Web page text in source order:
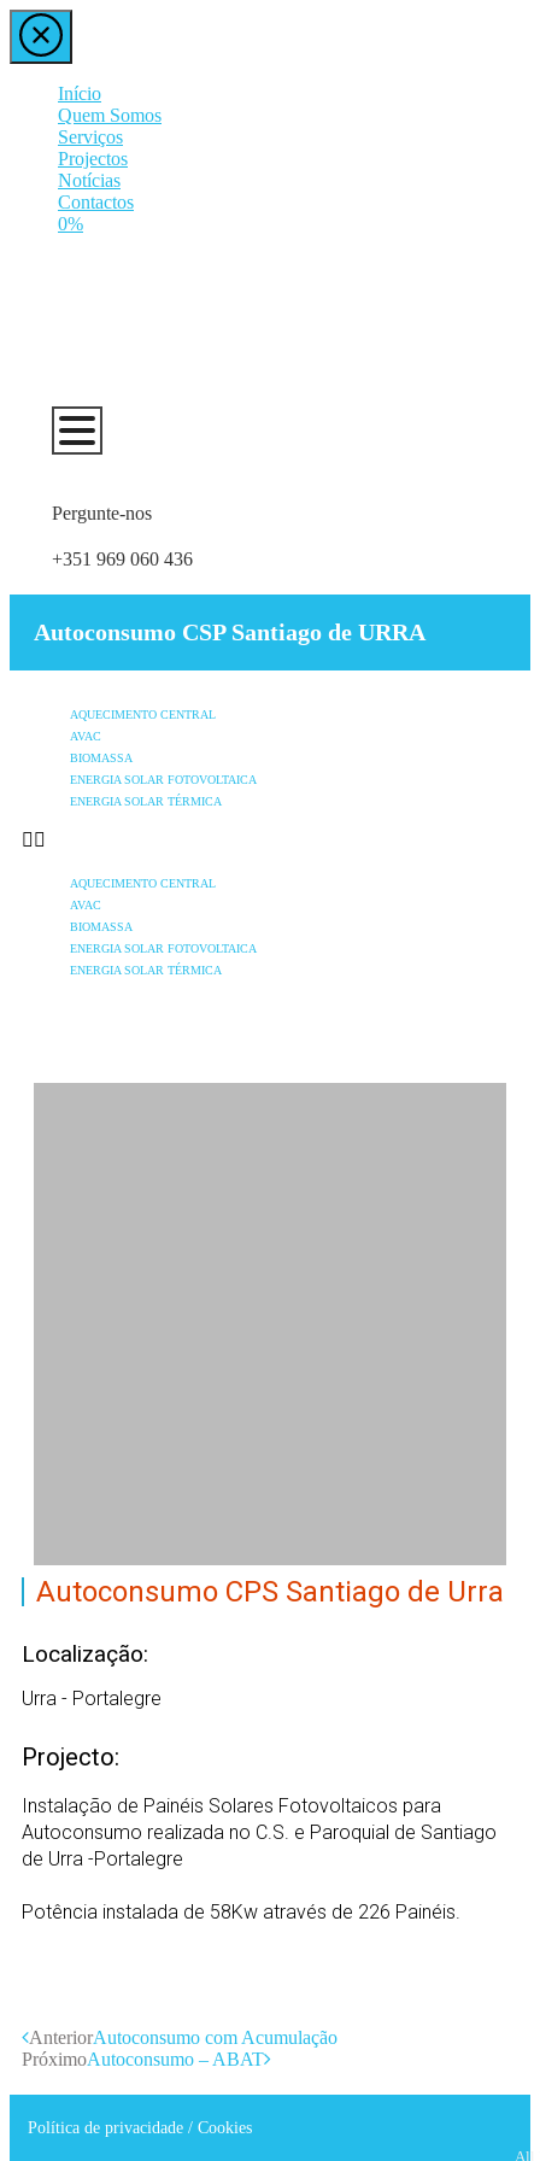
Início
Quem Somos
Serviços
Projectos
Notícias
Contactos
0%
Pergunte-nos
+351 969 060 436
Autoconsumo CSP Santiago de URRA
AQUECIMENTO CENTRAL
AVAC
BIOMASSA
ENERGIA SOLAR FOTOVOLTAICA
ENERGIA SOLAR TÉRMICA
AQUECIMENTO CENTRAL
AVAC
BIOMASSA
ENERGIA SOLAR FOTOVOLTAICA
ENERGIA SOLAR TÉRMICA
Autoconsumo CPS Santiago de Urra
Localização:
Urra - Portalegre
Projecto:
Instalação de Painéis Solares Fotovoltaicos para
Autoconsumo realizada no C.S. e Paroquial de Santiago
de Urra -Portalegre
Potência instalada de 58Kw através de 226 Painéis.
AnteriorAutoconsumo com Acumulação
PróximoAutoconsumo – ABAT
Política de privacidade / Cookies
All